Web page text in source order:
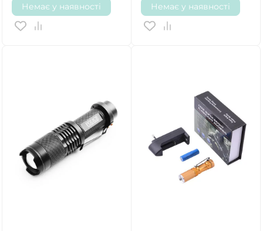
Немає у наявності Немає у наявності